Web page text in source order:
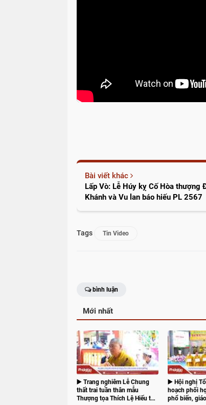
Bài viết khác
Lấp Vò: Lễ Húy kỵ Cố Hòa thượng
Khánh và Vu lan báo hiếu PL 2567
Tags Tin Video
bình luận
Mới nhất
▶️ Trang nghiêm Lễ Chung
thất trai tuần thân mẫu
Thượng tọa Thích Lệ Hiếu tại
▶️ Hội nghị
hoạch phối
phổ biến,